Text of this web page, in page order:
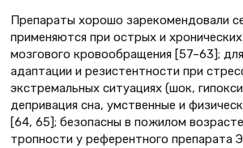
Препараты хорошо зарекомендовали
применяются при острых и
мозгового кровообращения [57–63];
адаптации и резистентности при
экстремальных ситуациях (шок,
депривация сна, умственные и
[64, 65]; безопасны в пожилом
тропности у референтного препарата